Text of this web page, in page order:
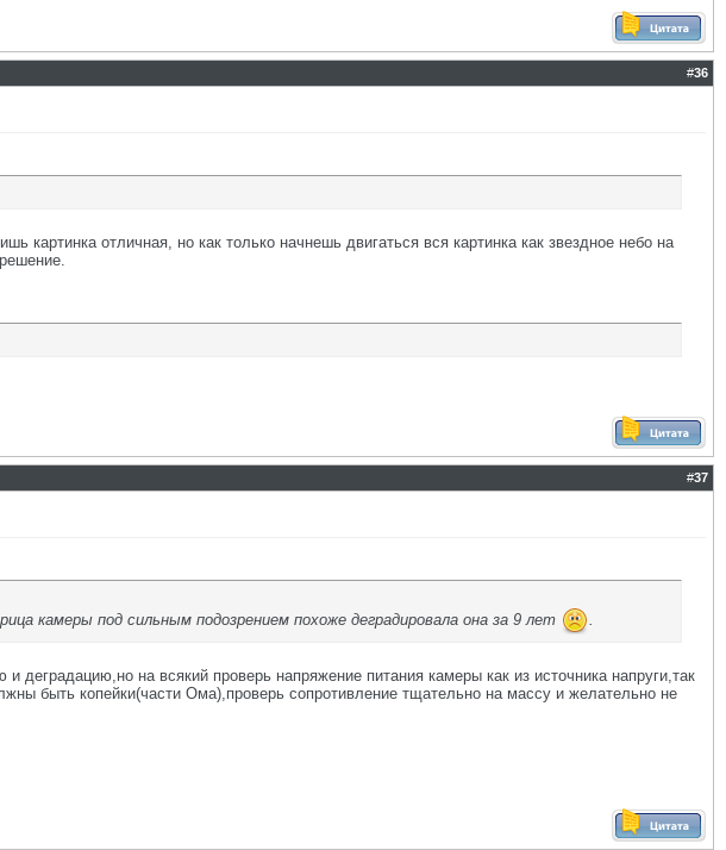
#36
отличная, но как только начнешь двигаться вся картинка как звездное небо на
#37
камеры под сильным подозрением похоже деградировала она за 9 лет
на всякий проверь напряжение питания камеры как из источника напруги,так
быть копейки(части Ома),проверь сопротивление тщательно на массу и желательно не